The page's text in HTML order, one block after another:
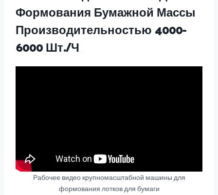
Формования Бумажной Массы
Производительностью 4000-
6000 Шт./ч
Рабочее видео крупномасштабной машины для
формования лотков для бумаги